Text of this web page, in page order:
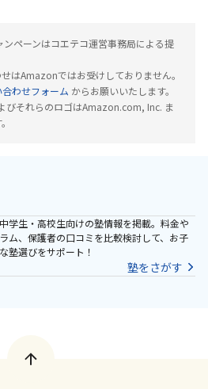
ペーンはコエテコ運営事務局による提
はAmazonではお受けしておりません。
合わせフォーム からお願いいたします。
それらのロゴはAmazon.com, Inc. ま
学生・高校生向けの塾情報を掲載。料金や
ム、保護者の口コミを比較検討して、お子
塾選びをサポート！
塾をさがす